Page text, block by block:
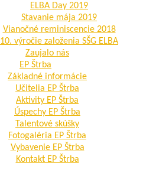
ELBA Day 2019
Stavanie mája 2019
Vianočné reminiscencie 2018
10. výročie založenia SŠG ELBA
Zaujalo nás
EP Štrba
Základné informácie
Učitelia EP Štrba
Aktivity EP Štrba
Úspechy EP Štrba
Talentové skúšky
Fotogaléria EP Štrba
Vybavenie EP Štrba
Kontakt EP Štrba